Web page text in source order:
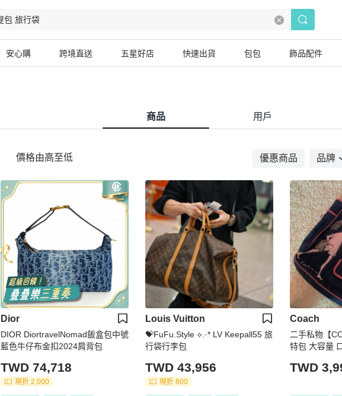
安心購 跨境直送 五星好店 快速出貨 包包 飾品配件
商品 用戶
價格由高至低 優惠商品 品牌
Dior
DIOR DiortravelNomad飯盒包中號
藍色牛仔布金扣2024肩背包
TWD 74,718
現折 2,000
Louis Vuitton
💝FuFu.Style ⟡.·* LV Keepall55 旅
行袋行李包
TWD 43,956
現折 800
Coach
二手私物【
特包 大容量
TWD